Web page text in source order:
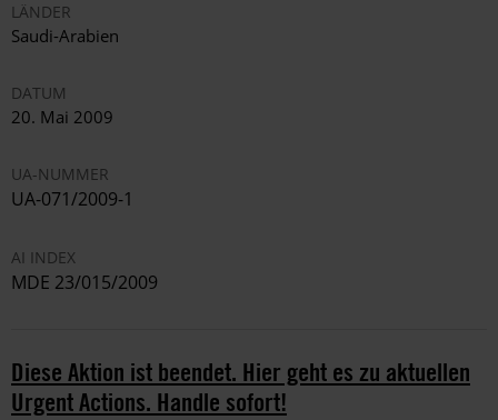
LÄNDER
Saudi-Arabien
DATUM
20. Mai 2009
UA-NUMMER
UA-071/2009-1
AI INDEX
MDE 23/015/2009
Diese Aktion ist beendet. Hier geht es zu aktuellen
Urgent Actions. Handle sofort!